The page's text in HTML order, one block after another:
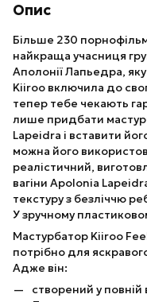
Опис
Більше 230
найкраща учасниця
Аполонії Лапьедра,
Kiiroo включила до
тепер тебе чекають
лише придбати
Lapeidra і вставити
можна його
реалістичний,
вагіни Apolonia
текстуру з безліччю
У зручному
Мастурбатор Kiiroo
потрібно для
Адже він:
створений у повній